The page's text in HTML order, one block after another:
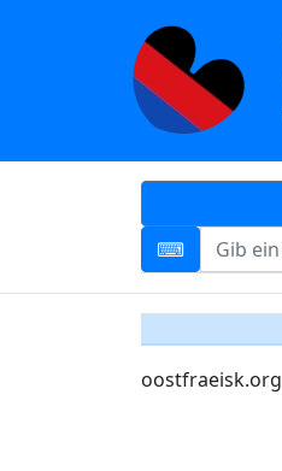
oostfraeisk.org